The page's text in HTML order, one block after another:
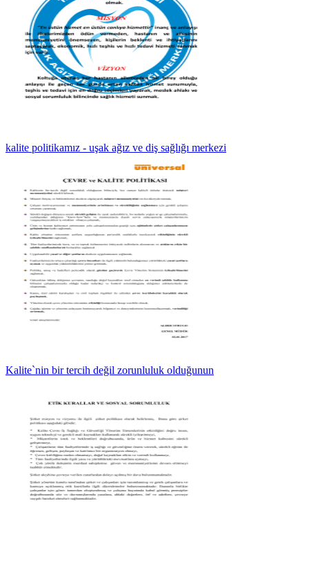
kalite politikamız - uşak ağız ve diş sağlığı merkezi
Kalite`nin bir tercih değil zorunluluk olduğunun